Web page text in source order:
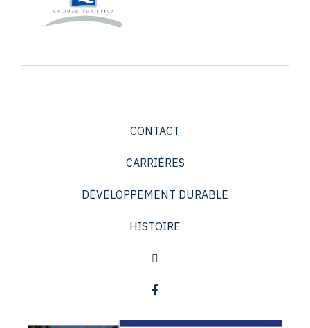
CONTACT
CARRIÈRES
DÉVELOPPEMENT DURABLE
HISTOIRE